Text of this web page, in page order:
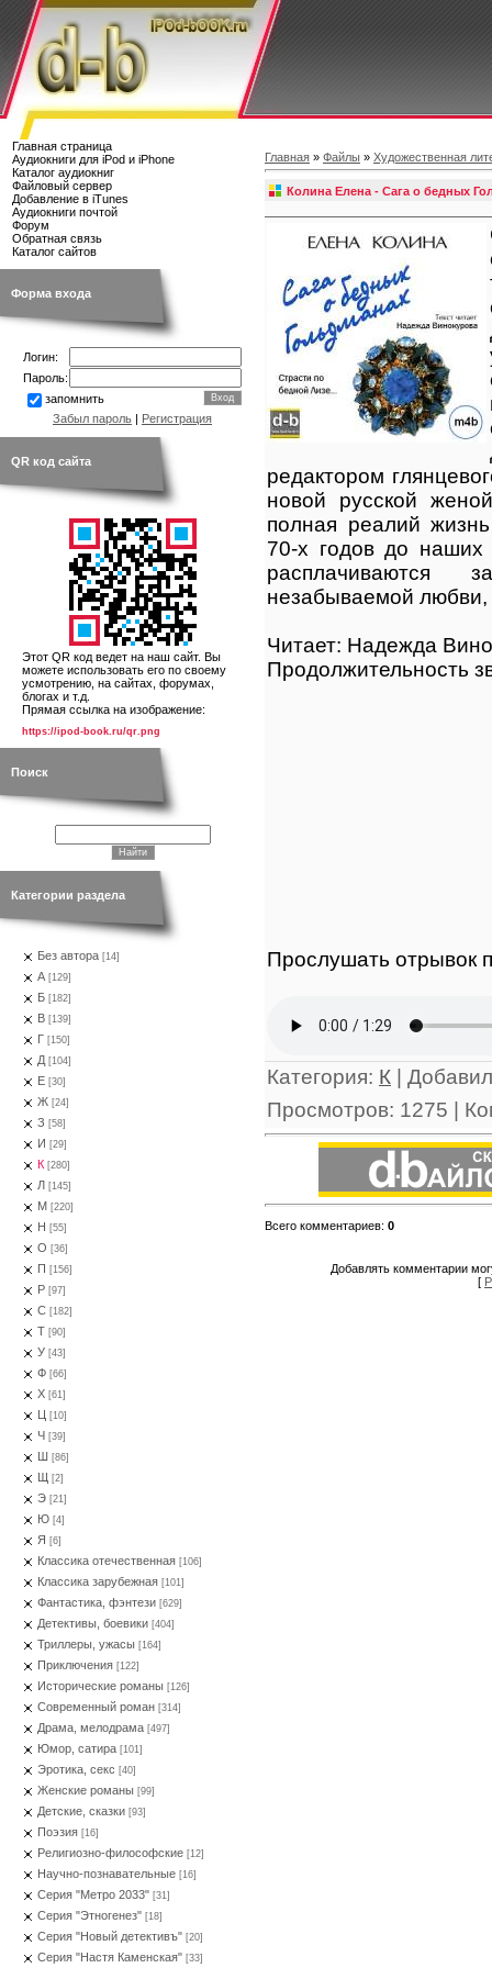
Главная страница
Аудиокниги для iPod и iPhone
Каталог аудиокниг
Файловый сервер
Добавление в iTunes
Аудиокниги почтой
Форум
Обратная связь
Каталог сайтов
Форма входа
Логин:
Пароль:
запомнить
Забыл пароль | Регистрация
QR код сайта
Этот QR код ведет на наш сайт. Вы
можете использовать его по своему
усмотрению, на сайтах, форумах,
блогах и т.д.
Прямая ссылка на изображение:
https://ipod-book.ru/qr.png
Поиск
Категории раздела
Без автора [14]
А [129]
Б [182]
В [139]
Г [150]
Д [104]
Е [30]
Ж [24]
З [58]
И [29]
К [280]
Л [145]
М [220]
Н [55]
О [36]
П [156]
Р [97]
С [182]
Т [90]
У [43]
Ф [66]
Х [61]
Ц [10]
Ч [39]
Ш [86]
Щ [2]
Э [21]
Ю [4]
Я [6]
Классика отечественная [106]
Классика зарубежная [101]
Фантастика, фэнтези [629]
Детективы, боевики [404]
Триллеры, ужасы [164]
Приключения [122]
Исторические романы [126]
Современный роман [314]
Драма, мелодрама [497]
Юмор, сатира [101]
Эротика, секс [40]
Женские романы [99]
Детские, сказки [93]
Поэзия [16]
Религиозно-философские [12]
Научно-познавательные [16]
Серия "Метро 2033" [31]
Серия "Этногенез" [18]
Серия "Новый детективъ" [20]
Серия "Настя Каменская" [33]
Главная » Файлы » Художественная
Колина Елена - Сага о бедных
редактором
новой русской
полная реалий
70-х годов до наших
незабываемой
Читает: Надежда
Продолжительность
Прослушать отрывок
Категория: К | Добавил
Просмотров: 1275 |
Всего комментариев: 0
Добавлять комментарии
[